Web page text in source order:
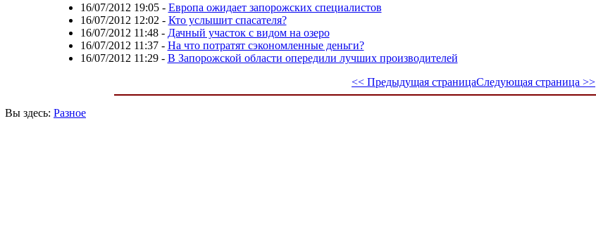
16/07/2012 19:05- Европа ожидает запорожских специалистов
16/07/2012 12:02 - Кто услышит спасателя?
16/07/2012 11:48- Дачный участок с видом на озеро
16/07/2012 11:37- На что потратят сэкономленные деньги?
16/07/2012 11:29- В Запорожской области опередили лучших производителей
<< Предыдущая страницаСледующая страница >>
Вы здесь: Разное